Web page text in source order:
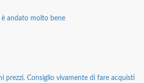
andato molto bene
prezzi. Consiglio vivamente di fare acquisti